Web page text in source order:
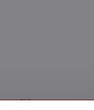
Pinterest